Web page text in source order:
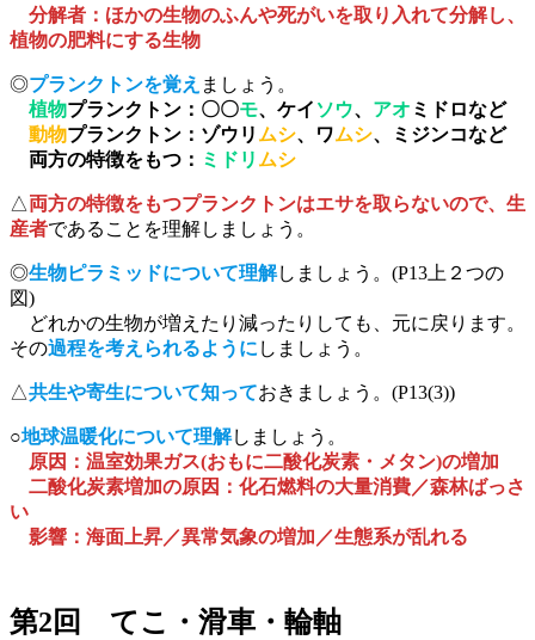
分解者：ほかの生物のふんや死がいを取り入れて分解し、
植物の肥料にする生物
◎プランクトンを覚え ましょう。
植物プランクトン：〇〇モ、ケイ ソウ、 アオ ミドロなど
動物プランクトン：ゾウリ ムシ、ワムシ、ミジンコなど
両方の特徴をもつ： ミドリ ムシ
△両方の特徴をもつプランクトンはエサを取らないので、生
産者であることを理解しましょう。
◎生物ピラミッドについて理解しましょう。(P13上２つの
図)
どれかの生物が増えたり減ったりしても、元に戻ります。
その過程を考えられるように しましょう。
△共生や寄生について知っておきましょう。(P13(3))
○地球温暖化について理解しましょう。
原因：温室効果ガス(おもに二酸化炭素・メタン)の増加
二酸化炭素増加の原因：化石燃料の大量消費／森林ばっさ
い
影響：海面上昇／異常気象の増加／生態系が乱れる
第2回 てこ・滑車・輪軸